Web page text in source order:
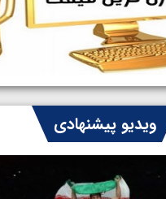
جهان؛ سکوی تیمی
راه چهار مدال در پنج وزن دوم
جهان
ویدیو پیشنهادی